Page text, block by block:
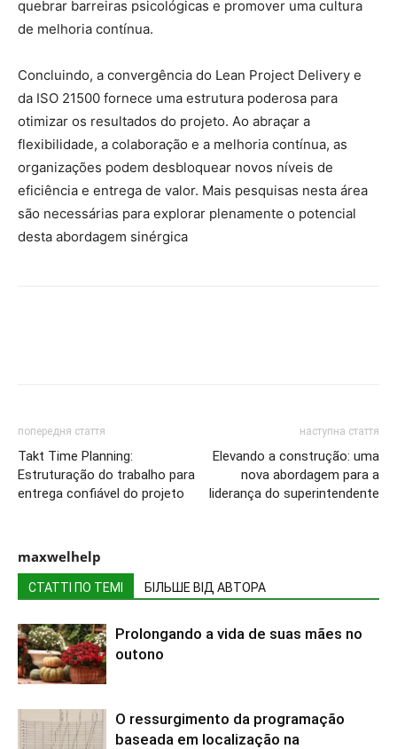
quebrar barreiras psicológicas e promover uma cultura
de melhoria contínua.
Concluindo, a convergência do Lean Project Delivery e
da ISO 21500 fornece uma estrutura poderosa para
otimizar os resultados do projeto. Ao abraçar a
flexibilidade, a colaboração e a melhoria contínua, as
organizações podem desbloquear novos níveis de
eficiência e entrega de valor. Mais pesquisas nesta área
são necessárias para explorar plenamente o potencial
desta abordagem sinérgica
попередня стаття
Takt Time Planning:
Estruturação do trabalho para
entrega confiável do projeto
наступна стаття
Elevando a construção: uma
nova abordagem para a
liderança do superintendente
maxwelhelp
СТАТТІ ПО ТЕМІ БІЛЬШЕ ВІД АВТОРА
Prolongando a vida de suas mães no
outono
O ressurgimento da programação
baseada em localização na